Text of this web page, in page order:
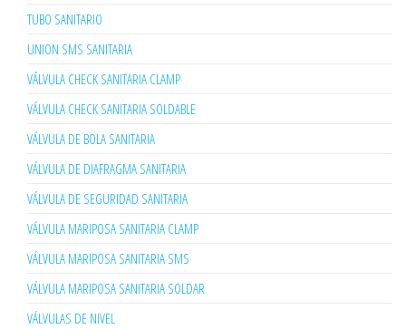
TUBO SANITARIO
UNION SMS SANITARIA
VÁLVULA CHECK SANITARIA CLAMP
VÁLVULA CHECK SANITARIA SOLDABLE
VÁLVULA DE BOLA SANITARIA
VÁLVULA DE DIAFRAGMA SANITARIA
VÁLVULA DE SEGURIDAD SANITARIA
VÁLVULA MARIPOSA SANITARIA CLAMP
VÁLVULA MARIPOSA SANITARIA SMS
VÁLVULA MARIPOSA SANITARIA SOLDAR
VÁLVULAS DE NIVEL